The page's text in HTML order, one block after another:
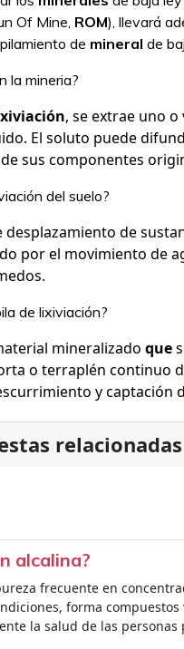
Of Mine, ROM), llevará
de mineral de
la mineria?
, se extrae uno
El soluto puede
sus componentes
del suelo?
desplazamiento de
por el movimiento de
de lixiviación?
mineralizado que
o terraplén continuo
y captación
alcalina?
frecuente en
forma
la salud de las